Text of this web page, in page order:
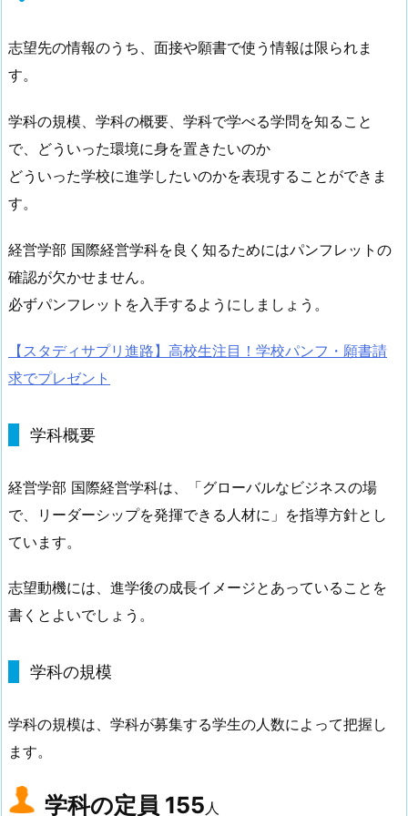
志望先の情報のうち、面接や願書で使う情報は限られま
す。
学科の規模、学科の概要、学科で学べる学問を知ること
で、どういった環境に身を置きたいのか
どういった学校に進学したいのかを表現することができま
す。
経営学部 国際経営学科を良く知るためにはパンフレットの
確認が欠かせません。
必ずパンフレットを入手するようにしましょう。
【スタディサプリ進路】高校生注目！学校パンフ・願書請
求でプレゼント
学科概要
経営学部 国際経営学科は、「グローバルなビジネスの場
で、リーダーシップを発揮できる人材に」を指導方針とし
ています。
志望動機には、進学後の成長イメージとあっていることを
書くとよいでしょう。
学科の規模
学科の規模は、学科が募集する学生の人数によって把握し
ます。
学科の定員 155人